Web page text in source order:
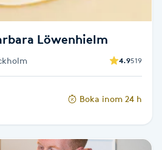
Löwenhielm
4.9519
Boka inom 24 h